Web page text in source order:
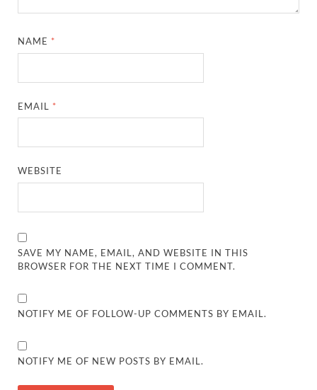
NAME *
EMAIL *
WEBSITE
SAVE MY NAME, EMAIL, AND WEBSITE IN THIS
BROWSER FOR THE NEXT TIME I COMMENT.
NOTIFY ME OF FOLLOW-UP COMMENTS BY EMAIL.
NOTIFY ME OF NEW POSTS BY EMAIL.